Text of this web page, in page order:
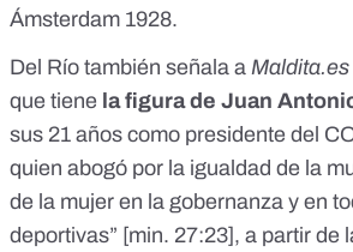
Ámsterdam 1928.
Del Río también señala a Maldita.es
que tiene la figura de Juan
sus 21 años como presidente del
quien abogó por la igualdad de la
de la mujer en la gobernanza y en
deportivas” [min. 27:23], a partir de